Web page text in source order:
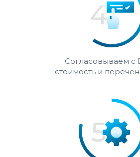
Согласовываем с
стоимость и